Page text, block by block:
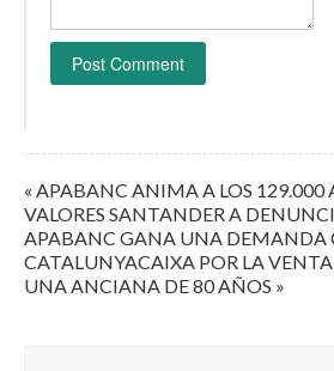
« APABANC ANIMA A LOS 129.000
VALORES SANTANDER A
APABANC GANA UNA DEMANDA
CATALUNYACAIXA POR LA VENTA
UNA ANCIANA DE 80 AÑOS »